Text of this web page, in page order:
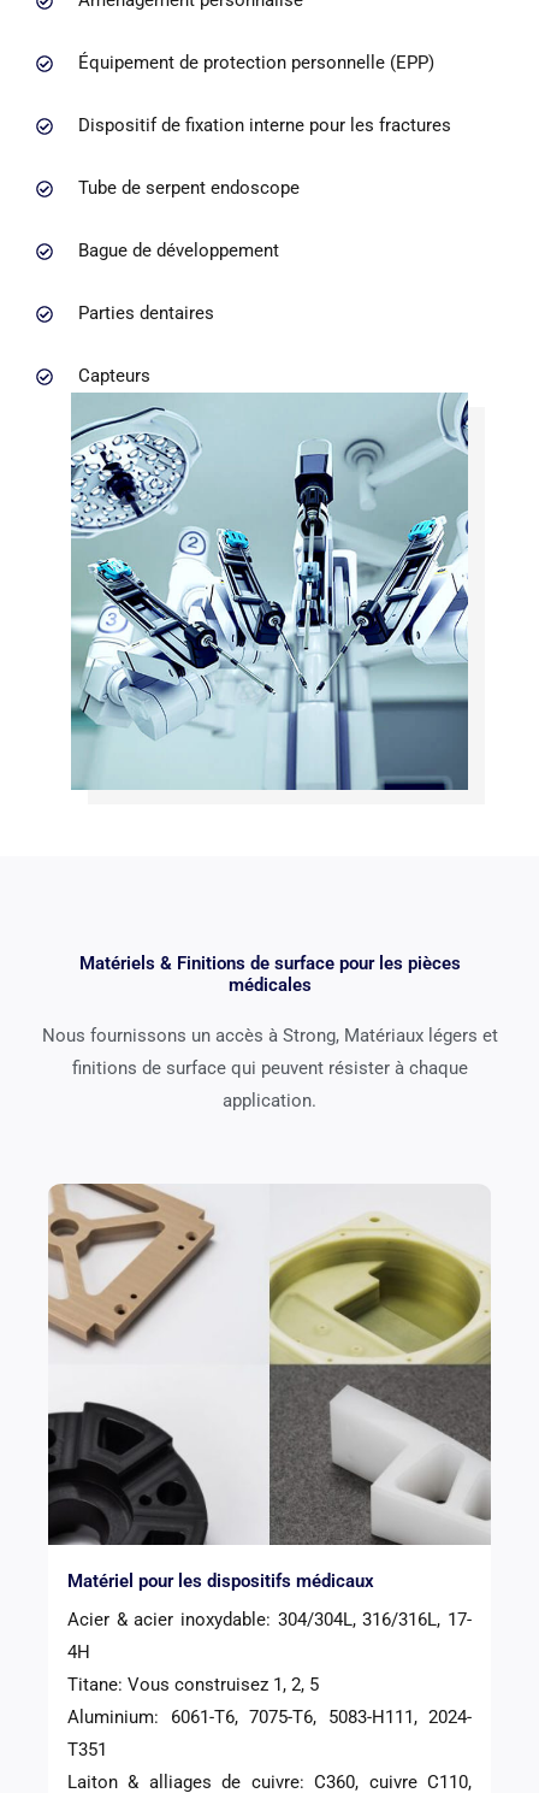
Équipement de protection personnelle (EPP)
Dispositif de fixation interne pour les fractures
Tube de serpent endoscope
Bague de développement
Parties dentaires
Capteurs
Matériels & Finitions de surface pour les pièces
médicales
Nous fournissons un accès à Strong, Matériaux légers et
finitions de surface qui peuvent résister à chaque
application.
Matériel pour les dispositifs médicaux
Acier & acier inoxydable: 304/304L, 316/316L, 17-
4H
Titane: Vous construisez 1, 2, 5
Aluminium: 6061-T6, 7075-T6, 5083-H111, 2024-
T351
Laiton & alliages de cuivre: C360, cuivre C110,